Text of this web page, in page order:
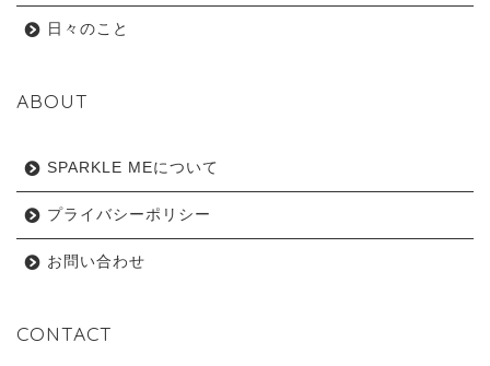
日々のこと
ABOUT
SPARKLE MEについて
プライバシーポリシー
お問い合わせ
CONTACT